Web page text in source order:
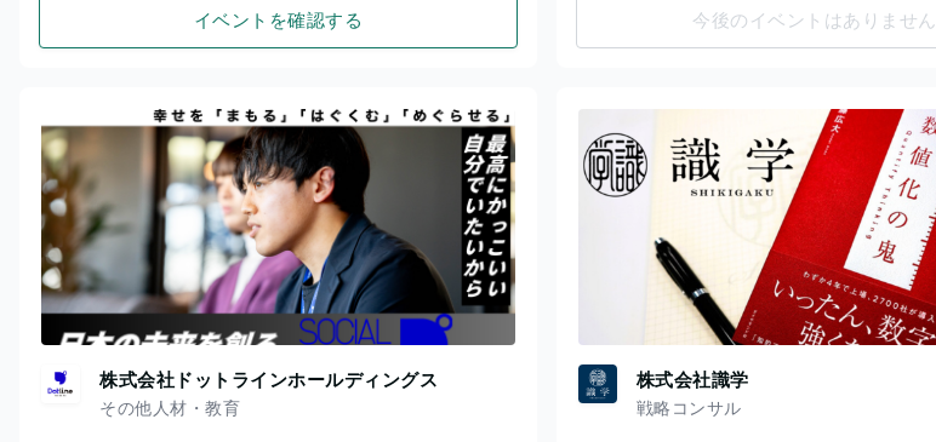
イベントを確認する 今後のイベントはありません
株式会社ドットラインホールディングス
その他人材・教育
株式会社識学
戦略コンサル